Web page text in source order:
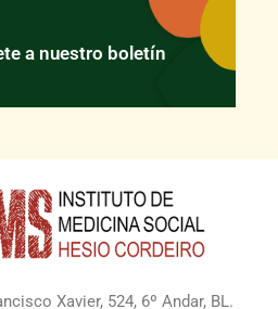
a nuestro boletín
Xavier, 524, 6º Andar, BL.